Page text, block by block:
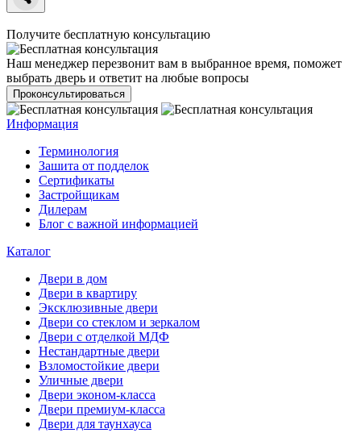
Получите бесплатную консультацию
Наш менеджер перезвонит вам в выбранное время, поможет
выбрать дверь и ответит на любые вопросы
Проконсультироваться
Информация
Терминология
Зашита от подделок
Сертификаты
Застройщикам
Дилерам
Блог с важной информацией
Каталог
Двери в дом
Двери в квартиру
Эксклюзивные двери
Двери со стеклом и зеркалом
Двери с отделкой МДФ
Нестандартные двери
Взломостойкие двери
Уличные двери
Двери эконом-класса
Двери премиум-класса
Двери для таунхауса